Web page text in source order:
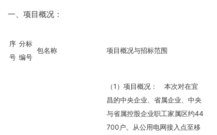
一、项目概况：
序
号
分标
编号
包名称 项目概况与招标范围
（1）项目概况： 本次对在宜
昌的中央企业、省属企业、中央
与省属控股企业职工家属区约44
700户。从公用电网接入点至移